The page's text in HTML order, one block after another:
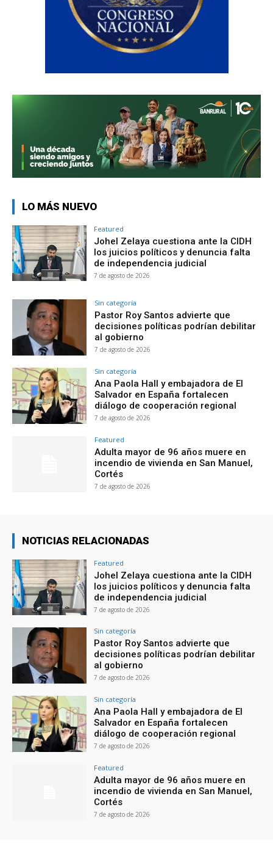
LO MÁS NUEVO
Featured
Johel Zelaya cuestiona ante la CIDH
los juicios políticos y denuncia falta
de independencia judicial
7 de agosto de 2026
Sin categoría
Pastor Roy Santos advierte que
decisiones políticas podrían debilitar
al gobierno
7 de agosto de 2026
Sin categoría
Ana Paola Hall y embajadora de El
Salvador en España fortalecen
diálogo de cooperación regional
7 de agosto de 2026
Featured
Adulta mayor de 96 años muere en
incendio de vivienda en San Manuel,
Cortés
7 de agosto de 2026
NOTICIAS RELACIONADAS
Featured
Johel Zelaya cuestiona ante la CIDH
los juicios políticos y denuncia falta
de independencia judicial
7 de agosto de 2026
Sin categoría
Pastor Roy Santos advierte que
decisiones políticas podrían debilitar
al gobierno
7 de agosto de 2026
Sin categoría
Ana Paola Hall y embajadora de El
Salvador en España fortalecen
diálogo de cooperación regional
7 de agosto de 2026
Featured
Adulta mayor de 96 años muere en
incendio de vivienda en San Manuel,
Cortés
7 de agosto de 2026